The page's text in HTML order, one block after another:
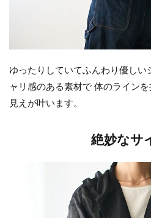
ゆったりしていてふんわり優し
ャリ感のある素材で 体のライン
見えが叶います。
絶妙なサ